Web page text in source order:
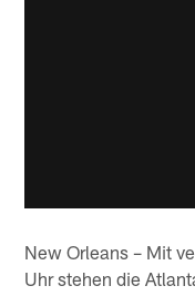
New Orleans – Mit
Uhr stehen die